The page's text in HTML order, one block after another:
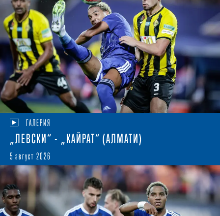
ГАЛЕРИЯ
„ЛЕВСКИ“ - „КАЙРАТ“ (АЛМАТИ)
5 август 2026